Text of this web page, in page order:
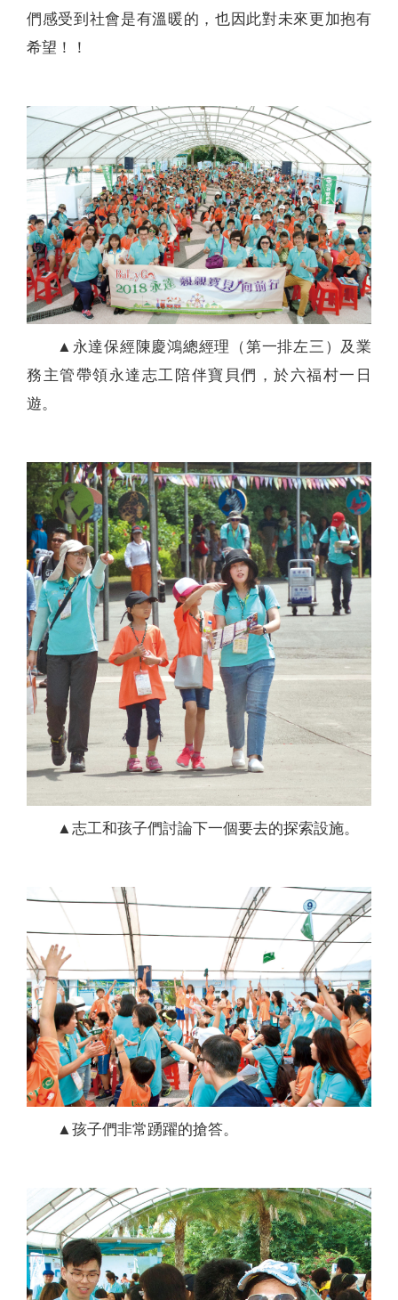
們感受到社會是有溫暖的，也因此對未來更加抱有
希望！！
▲永達保經陳慶鴻總經理（第一排左三）及業
務主管帶領永達志工陪伴寶貝們，於六福村一日
遊。
▲志工和孩子們討論下一個要去的探索設施。
▲孩子們非常踴躍的搶答。